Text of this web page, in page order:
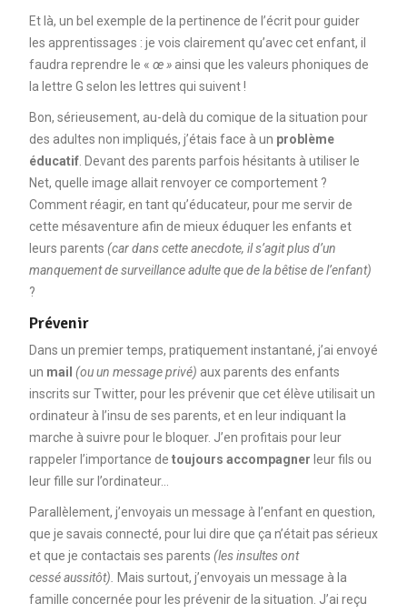
Et là, un bel exemple de la pertinence de l’écrit pour guider
les apprentissages : je vois clairement qu’avec cet enfant, il
faudra reprendre le « œ » ainsi que les valeurs phoniques de
la lettre G selon les lettres qui suivent !
Bon, sérieusement, au-delà du comique de la situation pour
des adultes non impliqués, j’étais face à un problème
éducatif. Devant des parents parfois hésitants à utiliser le
Net, quelle image allait renvoyer ce comportement ?
Comment réagir, en tant qu’éducateur, pour me servir de
cette mésaventure afin de mieux éduquer les enfants et
leurs parents (car dans cette anecdote, il s’agit plus d’un
manquement de surveillance adulte que de la bêtise de l’enfant)
?
Prévenir
Dans un premier temps, pratiquement instantané, j’ai envoyé
un mail (ou un message privé) aux parents des enfants
inscrits sur Twitter, pour les prévenir que cet élève utilisait un
ordinateur à l’insu de ses parents, et en leur indiquant la
marche à suivre pour le bloquer. J’en profitais pour leur
rappeler l’importance de toujours accompagner leur fils ou
leur fille sur l’ordinateur…
Parallèlement, j’envoyais un message à l’enfant en question,
que je savais connecté, pour lui dire que ça n’était pas sérieux
et que je contactais ses parents (les insultes ont
cessé aussitôt).
Mais surtout, j’envoyais un message à la
famille concernée pour les prévenir de la situation. J’ai reçu